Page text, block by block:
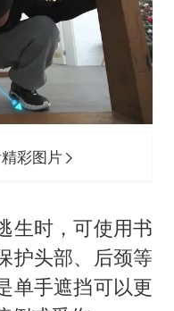
彩图片
生时，可使用书
护头部、后颈等
单手遮挡可以更